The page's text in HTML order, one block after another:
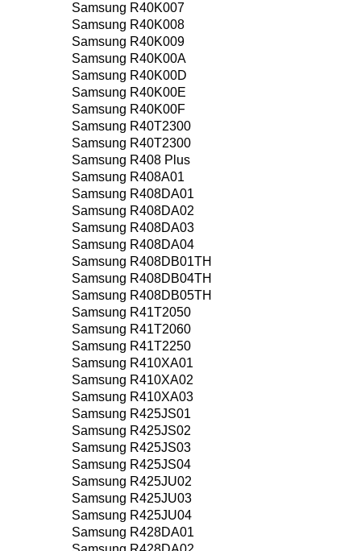
Samsung R40K007
Samsung R40K008
Samsung R40K009
Samsung R40K00A
Samsung R40K00D
Samsung R40K00E
Samsung R40K00F
Samsung R40T2300
Samsung R40T2300
Samsung R408 Plus
Samsung R408A01
Samsung R408DA01
Samsung R408DA02
Samsung R408DA03
Samsung R408DA04
Samsung R408DB01TH
Samsung R408DB04TH
Samsung R408DB05TH
Samsung R41T2050
Samsung R41T2060
Samsung R41T2250
Samsung R410XA01
Samsung R410XA02
Samsung R410XA03
Samsung R425JS01
Samsung R425JS02
Samsung R425JS03
Samsung R425JS04
Samsung R425JU02
Samsung R425JU03
Samsung R425JU04
Samsung R428DA01